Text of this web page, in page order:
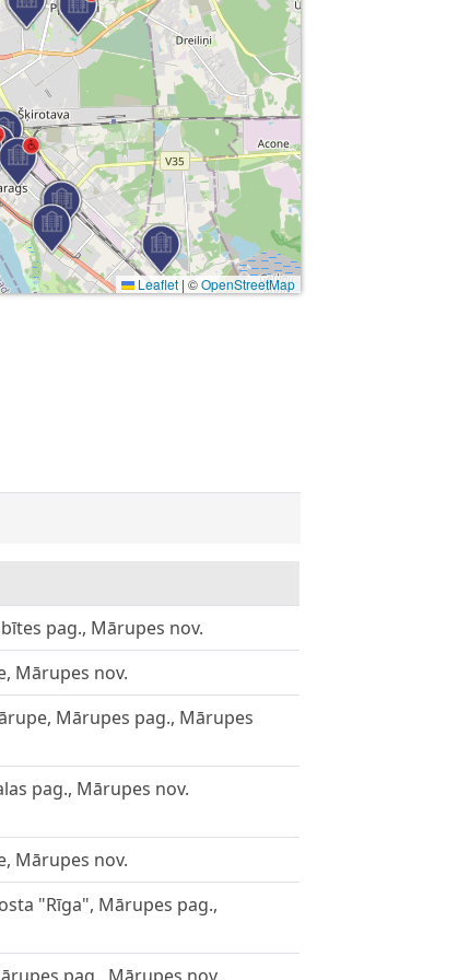
Leaflet | ©OpenStreetMap
pag., Mārupes nov.
Mārupes nov.
Mārupes pag., Mārupes
pag., Mārupes nov.
Mārupes nov.
"Rīga", Mārupes pag.,